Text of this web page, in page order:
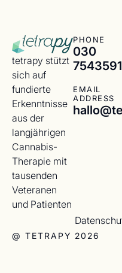
tetrapy stützt
sich auf
fundierte
Erkenntnisse
aus der
langjährigen
Cannabis-
Therapie mit
tausenden
Veteranen
und Patienten
PHONE
030
EMAIL
ADDRESS
@ TETRAPY 2026